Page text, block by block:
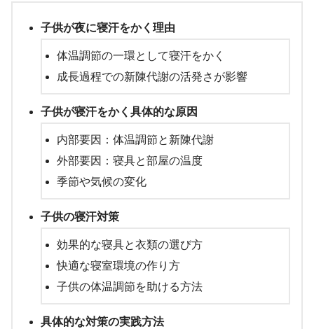
子供が夜に寝汗をかく理由
体温調節の一環として寝汗をかく
成長過程での新陳代謝の活発さが影響
子供が寝汗をかく具体的な原因
内部要因：体温調節と新陳代謝
外部要因：寝具と部屋の温度
季節や気候の変化
子供の寝汗対策
効果的な寝具と衣類の選び方
快適な寝室環境の作り方
子供の体温調節を助ける方法
具体的な対策の実践方法